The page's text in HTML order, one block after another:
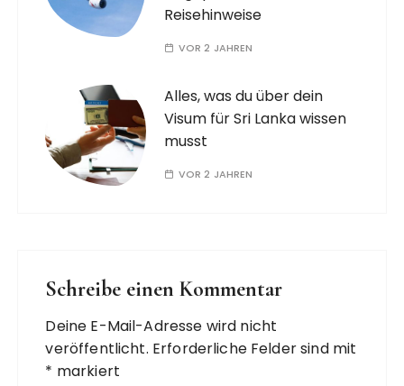
Reisehinweise
VOR 2 JAHREN
Alles, was du über dein
Visum für Sri Lanka wissen
musst
VOR 2 JAHREN
Schreibe einen Kommentar
Deine E-Mail-Adresse wird nicht
veröffentlicht. Erforderliche Felder sind mit
* markiert